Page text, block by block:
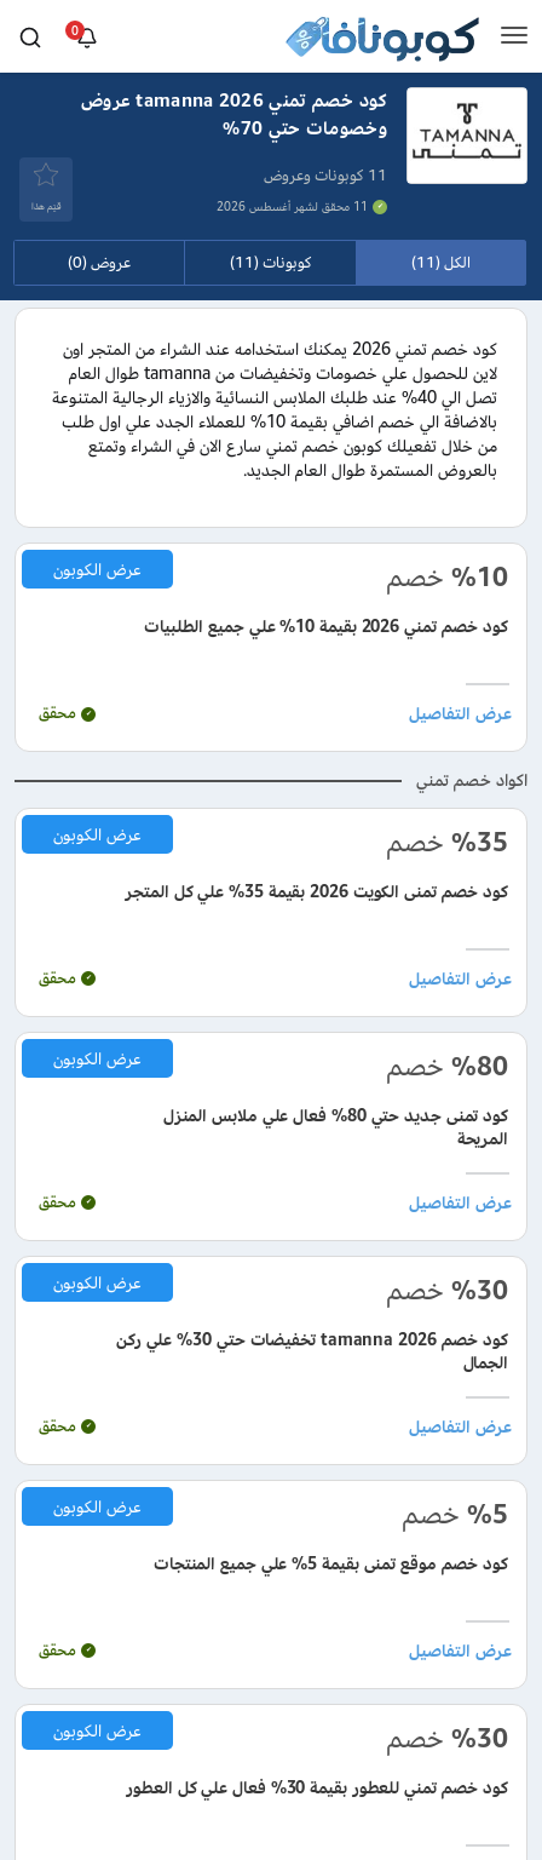
0
كود خصم تمني 2026 tamanna عروض
وخصومات حتي 70%
11 كوبونات وعروض
11 محقق لشهر أغسطس 2026 قيَم هذا
الكل (11) كوبونات (11) عروض (0)
كود خصم تمني 2026 يمكنك استخدامه عند الشراء من المتجر اون
لاين للحصول علي خصومات وتخفيضات من tamanna طوال العام
تصل الي 40% عند طلبك الملابس النسائية والازياء الرجالية المتنوعة
بالاضافة الي خصم اضافي بقيمة 10% للعملاء الجدد علي اول طلب
من خلال تفعيلك كوبون خصم تمني سارع الان في الشراء وتمتع
بالعروض المستمرة طوال العام الجديد.
%10 خصم
كود خصم تمني 2026 بقيمة 10% علي جميع الطلبيات
عرض الكوبون
محقق
اكواد خصم تمني
%35 خصم
كود خصم تمنى الكويت 2026 بقيمة 35% علي كل المتجر
عرض الكوبون
محقق
%80 خصم
كود تمنى جديد حتي 80% فعال علي ملابس المنزل
المريحة
عرض الكوبون
محقق
%30 خصم
كود خصم tamanna 2026 تخفيضات حتي 30% علي ركن
الجمال
عرض الكوبون
محقق
%5 خصم
كود خصم موقع تمنى بقيمة 5% علي جميع المنتجات
عرض الكوبون
محقق
%30 خصم
كود خصم تمني للعطور بقيمة 30% فعال علي كل العطور
عرض الكوبون